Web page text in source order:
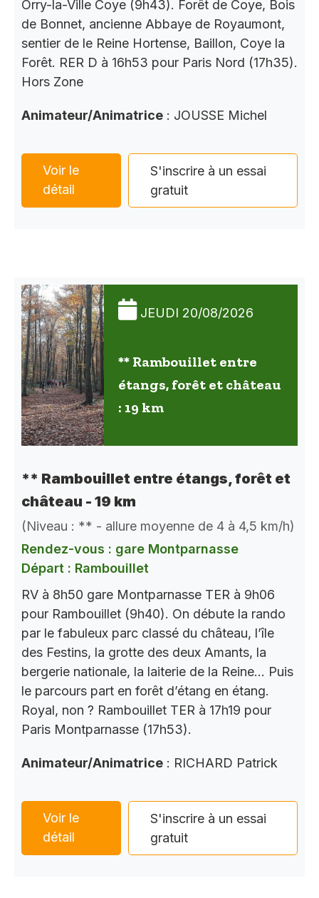
Orry-la-Ville Coye (9h43). Forêt de Coye, Bois
de Bonnet, ancienne Abbaye de Royaumont,
sentier de le Reine Hortense, Baillon, Coye la
Forêt. RER D à 16h53 pour Paris Nord (17h35).
Hors Zone
Animateur/Animatrice : JOUSSE Michel
Voir le
détail
S'inscrire à un essai
gratuit
JEUDI 20/08/2026
** Rambouillet entre
étangs, forêt et château
: 19 km
** Rambouillet entre étangs, forêt et
château - 19 km
(Niveau : ** - allure moyenne de 4 à 4,5 km/h)
Rendez-vous : gare Montparnasse
Départ : Rambouillet
RV à 8h50 gare Montparnasse TER à 9h06
pour Rambouillet (9h40). On débute la rando
par le fabuleux parc classé du château, l’île
des Festins, la grotte des deux Amants, la
bergerie nationale, la laiterie de la Reine… Puis
le parcours part en forêt d’étang en étang.
Royal, non ? Rambouillet TER à 17h19 pour
Paris Montparnasse (17h53).
Animateur/Animatrice : RICHARD Patrick
Voir le
détail
S'inscrire à un essai
gratuit